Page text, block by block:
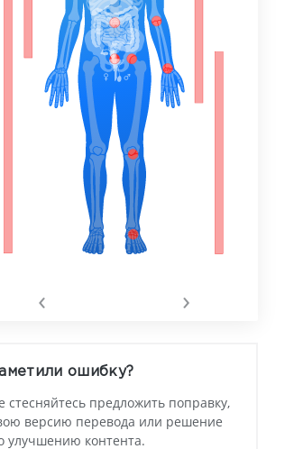
‹ ›
ошибку?
стесняйтесь предложить поправку,
версию перевода или решение
улучшению контента.